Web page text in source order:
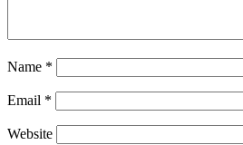
Name *
Email *
Website